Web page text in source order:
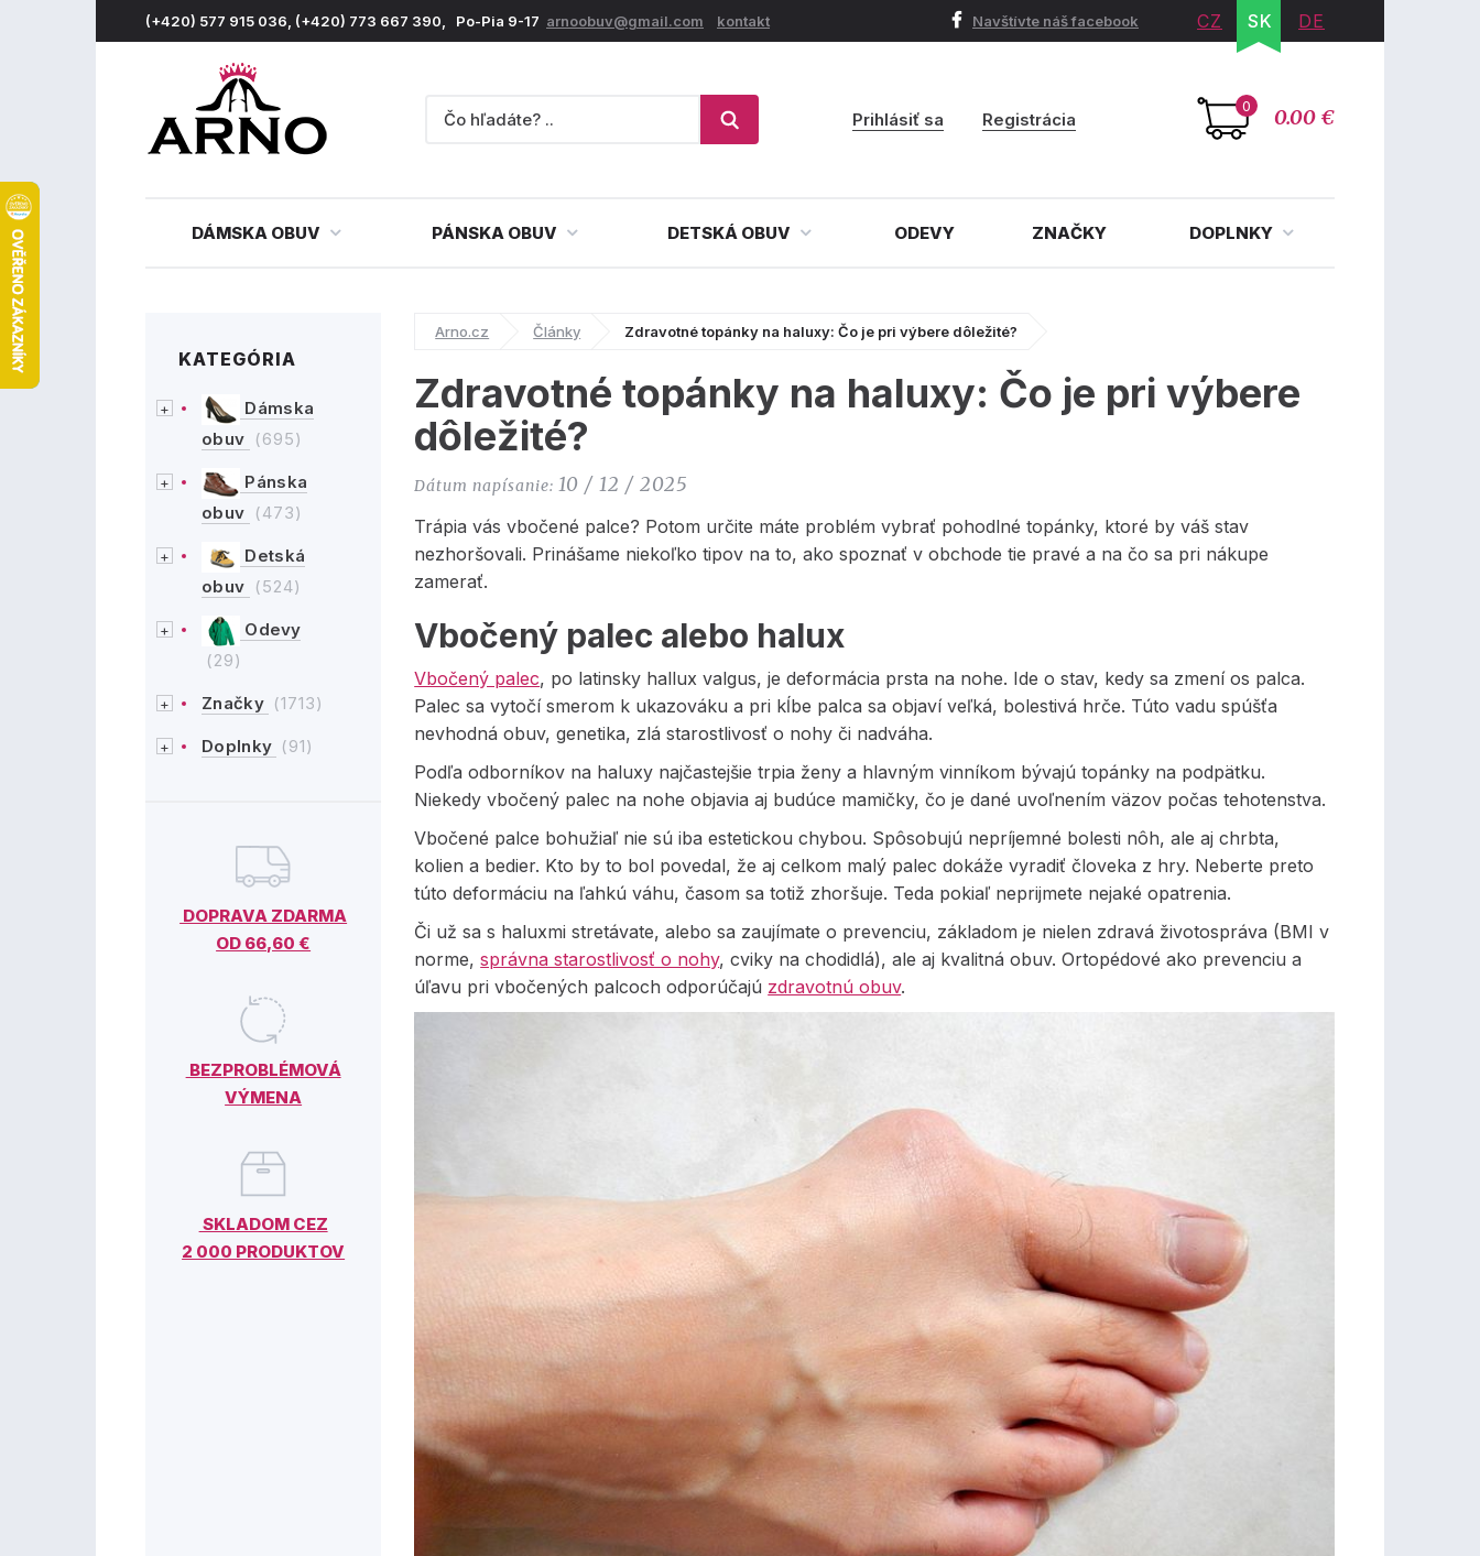
(+420) 577 915 036, (+420) 773 667 390, Po-Pia 9-17 arnoobuv@gmail.com kontakt Navštívte náš facebook CZ SK DE
0 0.00 €
Prihlásiť sa Registrácia
DÁMSKA OBUV PÁNSKA OBUV DETSKÁ OBUV ODEVY ZNAČKY DOPLNKY
KATEGÓRIA
Dámska
obuv (695)
Pánska
obuv (473)
Detská
obuv (524)
Odevy
(29)
Značky (1713)
Doplnky (91)
DOPRAVA ZDARMA
OD 66,60 €
BEZPROBLÉMOVÁ
VÝMENA
SKLADOM CEZ
2 000 PRODUKTOV
Arno.cz Články Zdravotné topánky na haluxy: Čo je pri výbere dôležité?
Zdravotné topánky na haluxy: Čo je pri výbere
dôležité?
Dátum napísanie:10 / 12 / 2025
Trápia vás vbočené palce? Potom určite máte problém vybrať pohodlné topánky, ktoré by váš stav
nezhoršovali. Prinášame niekoľko tipov na to, ako spoznať v obchode tie pravé a na čo sa pri nákupe
zamerať.
Vbočený palec alebo halux
Vbočený palec, po latinsky hallux valgus, je deformácia prsta na nohe. Ide o stav, kedy sa zmení os palca.
Palec sa vytočí smerom k ukazováku a pri kĺbe palca sa objaví veľká, bolestivá hrče. Túto vadu spúšťa
nevhodná obuv, genetika, zlá starostlivosť o nohy či nadváha.
Podľa odborníkov na haluxy najčastejšie trpia ženy a hlavným vinníkom bývajú topánky na podpätku.
Niekedy vbočený palec na nohe objavia aj budúce mamičky, čo je dané uvoľnením väzov počas tehotenstva.
Vbočené palce bohužiaľ nie sú iba estetickou chybou. Spôsobujú nepríjemné bolesti nôh, ale aj chrbta,
kolien a bedier. Kto by to bol povedal, že aj celkom malý palec dokáže vyradiť človeka z hry. Neberte preto
túto deformáciu na ľahkú váhu, časom sa totiž zhoršuje. Teda pokiaľ neprijmete nejaké opatrenia.
Či už sa s haluxmi stretávate, alebo sa zaujímate o prevenciu, základom je nielen zdravá životospráva (BMI v
norme,správna starostlivosť o nohy, cviky na chodidlá), ale aj kvalitná obuv. Ortopédové ako prevenciu a
úľavu pri vbočených palcoch odporúčajú zdravotnú obuv.